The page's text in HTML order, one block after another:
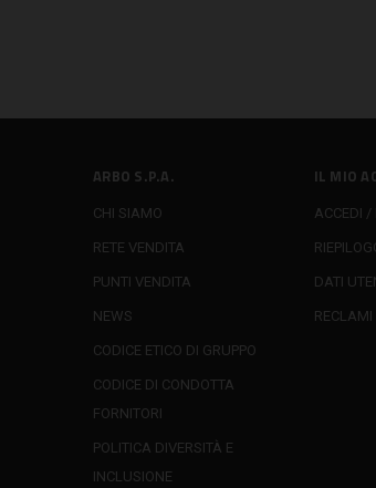
ARBO S.P.A.
CHI SIAMO
RETE VENDITA
PUNTI VENDITA
NEWS
CODICE ETICO DI GRUPPO
CODICE DI CONDOTTA
FORNITORI
POLITICA DIVERSITÀ E
INCLUSIONE
IL MIO
ACCEDI /
DATI
RECLAMI